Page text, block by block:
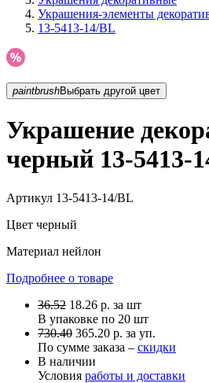
Украшения-элементы
13-5413-14/BL
paintbrush Выбрать другой цвет
Украшение
черный 13-5413-
Артикул 13-5413-14/BL
Цвет черный
Материал нейлон
Подробнее о товаре
36.52 18.26 р. за шт
В упаковке по 20 шт
730.40 365.20 р. за уп.
По сумме заказа – скидки
В наличии
Условия работы и доставки